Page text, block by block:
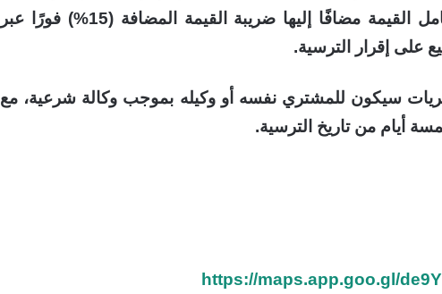
من يرسو عليه المزاد سداد كامل القيمة مضافًا إليها ضريبة القيمة المضافة (15%) فورًا عبر
على إقرار الترسية.
سيكون للمشتري نفسه أو وكيله بموجب وكالة شرعية، مع
أيام من تاريخ الترسية.
https://maps.app.goo.gl/